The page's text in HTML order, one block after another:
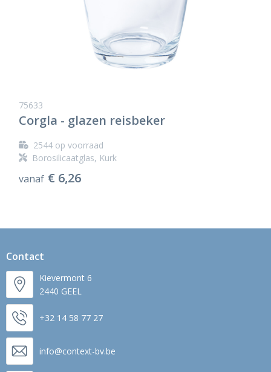
75633
Corgla - glazen reisbeker
2544op voorraad
Borosilicaatglas, Kurk
vanaf € 6,26
Contact
Kievermont 6
2440 GEEL
+32 14 58 77 27
info@context-bv.be